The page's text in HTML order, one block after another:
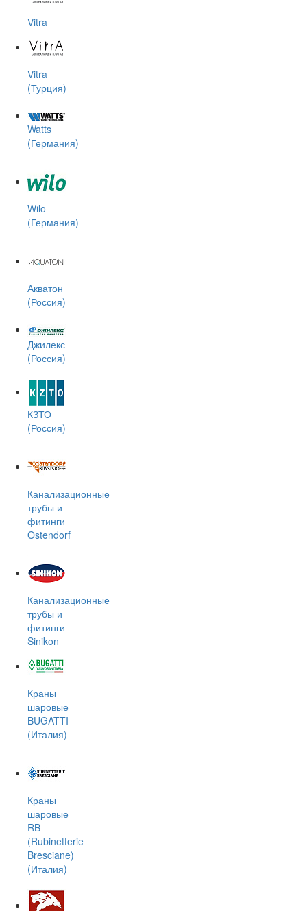
Vitra
Vitra
(Турция)
Watts
(Германия)
Wilo
(Германия)
Акватон
(Россия)
Джилекс
(Россия)
КЗТО
(Россия)
Канализационные
трубы и
фитинги
Ostendorf
Канализационные
трубы и
фитинги
Sinikon
Краны
шаровые
BUGATTI
(Италия)
Краны
шаровые
RB
(Rubinetterie
Bresciane)
(Италия)